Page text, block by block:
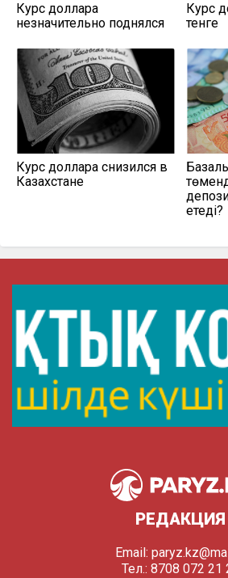
Курс доллара
незначительно поднялся
Курс
тенге
Курс доллара снизился в
Казахстане
етеді?
РЕДАКЦИЯ
Email:
Тел.: 8708 072 21